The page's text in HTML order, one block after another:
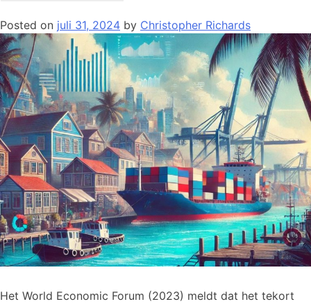
Posted on juli 31, 2024 by Christopher Richards
Het World Economic Forum (2023) meldt dat het tekort